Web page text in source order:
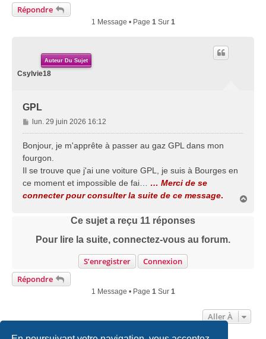
Répondre
1 Message • Page 1Sur 1
Auteur Du Sujet
Csylvie18
GPL
M
e
a
g
e
lun. 29 juin 2026 16:12
Bonjour, je m'apprête à passer au gaz GPL dans mon
fourgon.
Il se trouve que j'ai une voiture GPL, je suis à Bourges en
ce moment et impossible de fai…
… Merci de se
connecter pour consulter la suite de ce message.
Ce sujet a reçu 11 réponses
Pour lire la suite, connectez-vous au forum.
S’enregistrer
Connexion
Répondre
1 Message • Page 1 Sur 1
Aller À